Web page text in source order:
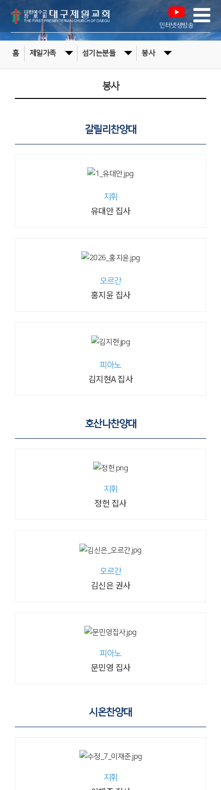
인터넷생방송
홈 제일가족 섬기는분들 봉사
봉사
갈릴리찬양대
지휘
유대안 집사
오르간
홍지윤 집사
피아노
김지현A 집사
호산나찬양대
지휘
정헌 집사
오르간
김신은 권사
피아노
문민영 집사
시온찬양대
지휘